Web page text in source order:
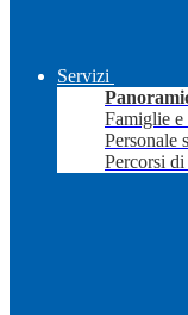
Servizi
Famiglie e
Personale
Percorsi